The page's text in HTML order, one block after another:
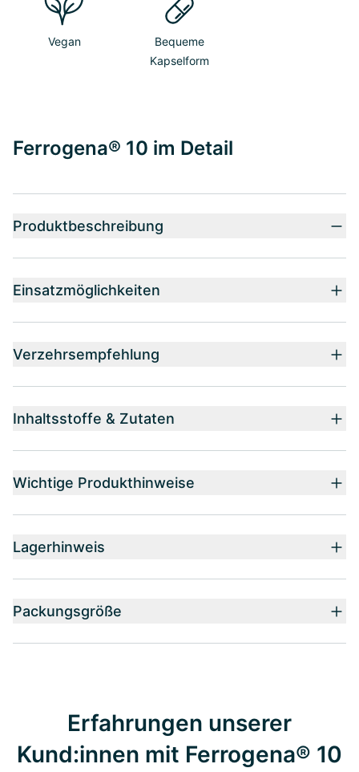
Vegan
Bequeme
Kapselform
Ferrogena® 10 im Detail
Produktbeschreibung
Einsatzmöglichkeiten
Verzehrsempfehlung
Inhaltsstoffe & Zutaten
Wichtige Produkthinweise
Lagerhinweis
Packungsgröße
Erfahrungen unserer
Kund:innen mit Ferrogena® 10